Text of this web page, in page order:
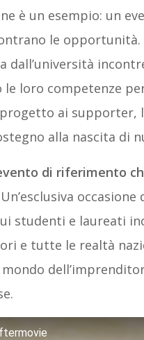
ne è un esempio: un
le opportunità.
dall’università
le loro competenze
ai supporter,
alla nascita di
di riferimento
studenti e laureati
e tutte le realtà